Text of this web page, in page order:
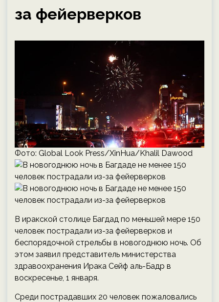
за фейерверков
Фото: Global Look Press/XinHua/Khalil Dawood
В иракской столице Багдад по меньшей мере 150
человек пострадали из-за фейерверков и
беспорядочной стрельбы в новогоднюю ночь. Об
этом заявил представитель министерства
здравоохранения Ирака Сейф аль-Бадр в
воскресенье, 1 января.
Среди пострадавших 20 человек пожаловались